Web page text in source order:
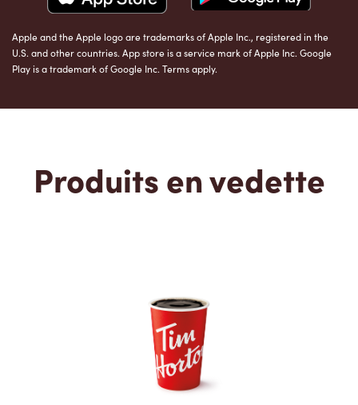
Apple and the Apple logo are trademarks of Apple Inc., registered in the
U.S. and other countries. App store is a service mark of Apple Inc. Google
Play is a trademark of Google Inc. Terms apply.
Produits en vedette